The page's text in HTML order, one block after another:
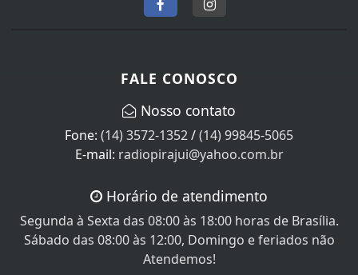
FALE CONOSCO
Nosso contato
Fone: (14) 3572-1352/(14) 99845-5065
E-mail: radiopirajui@yahoo.com.br
Horário de atendimento
Segunda à Sexta das 08:00 às 18:00 horas de Brasília.
Sábado das 08:00 às 12:00, Domingo e feriados não
Atendemos!